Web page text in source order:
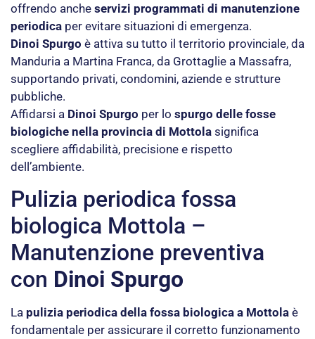
offrendo anche servizi programmati di manutenzione
periodica per evitare situazioni di emergenza.
Dinoi Spurgo è attiva su tutto il territorio provinciale, da
Manduria a Martina Franca, da Grottaglie a Massafra,
supportando privati, condomini, aziende e strutture
pubbliche.
Affidarsi a Dinoi Spurgo per lo spurgo delle fosse
biologiche nella provincia di Mottola significa
scegliere affidabilità, precisione e rispetto
dell’ambiente.
Pulizia periodica fossa
biologica Mottola –
Manutenzione preventiva
con Dinoi Spurgo
La pulizia periodica della fossa biologica a Mottola è
fondamentale per assicurare il corretto funzionamento